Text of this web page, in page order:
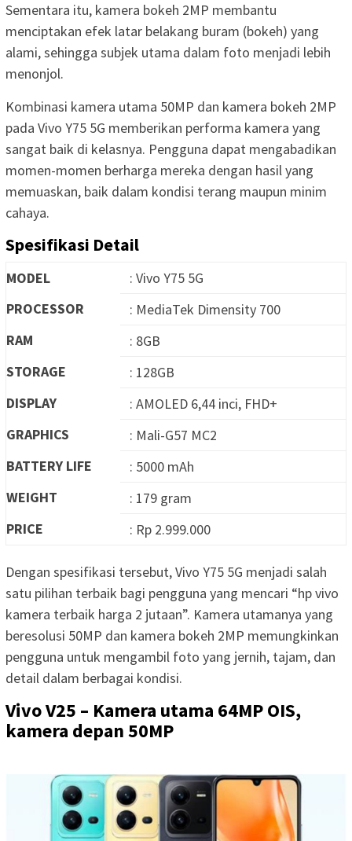
Sementara itu, kamera bokeh 2MP membantu
menciptakan efek latar belakang buram (bokeh) yang
alami, sehingga subjek utama dalam foto menjadi lebih
menonjol.
Kombinasi kamera utama 50MP dan kamera bokeh 2MP
pada Vivo Y75 5G memberikan performa kamera yang
sangat baik di kelasnya. Pengguna dapat mengabadikan
momen-momen berharga mereka dengan hasil yang
memuaskan, baik dalam kondisi terang maupun minim
cahaya.
Spesifikasi Detail
MODEL
: Vivo Y75 5G
PROCESSOR
: MediaTek Dimensity 700
RAM
: 8GB
STORAGE
: 128GB
DISPLAY
: AMOLED 6,44 inci, FHD+
GRAPHICS
: Mali-G57 MC2
BATTERY LIFE
: 5000 mAh
WEIGHT
: 179 gram
PRICE
: Rp 2.999.000
Dengan spesifikasi tersebut, Vivo Y75 5G menjadi salah
satu pilihan terbaik bagi pengguna yang mencari “hp vivo
kamera terbaik harga 2 jutaan”. Kamera utamanya yang
beresolusi 50MP dan kamera bokeh 2MP memungkinkan
pengguna untuk mengambil foto yang jernih, tajam, dan
detail dalam berbagai kondisi.
Vivo V25 – Kamera utama 64MP OIS,
kamera depan 50MP